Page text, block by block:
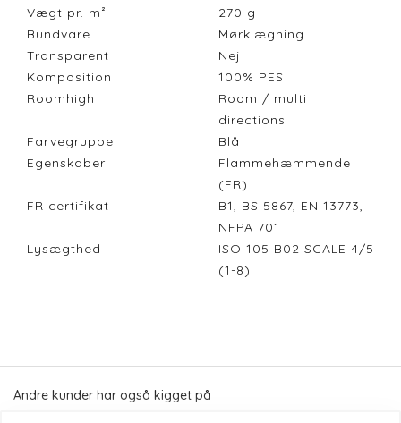
Vægt pr. m²
270 g
Bundvare
Mørklægning
Transparent
Nej
Komposition
100% PES
Roomhigh
Room / multi
directions
Farvegruppe
Blå
Egenskaber
Flammehæmmende
(FR)
FR certifikat
B1, BS 5867, EN 13773,
NFPA 701
Lysægthed
ISO 105 B02 SCALE 4/5
(1-8)
Andre kunder har også kigget på